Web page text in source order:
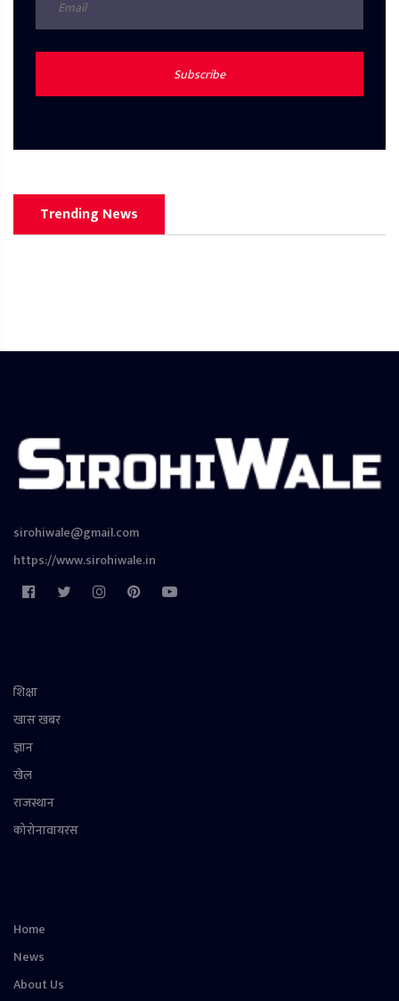
Subscribe
Trending News
sirohiwale@gmail.com
https://www.sirohiwale.in
शिक्षा
खास खबर
ज्ञान
खेल
राजस्थान
कोरोनावायरस
Home
News
About Us